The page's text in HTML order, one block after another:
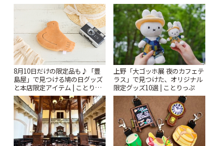
8月10日だけの限定品も♪「豊
島屋」で見つける鳩の日グッズ
と本店限定アイテム | ことりっ
ぷ
上野「大ゴッホ展 夜のカフェテ
ラス」で見つけた、オリジナル
限定グッズ10選 | ことりっぷ